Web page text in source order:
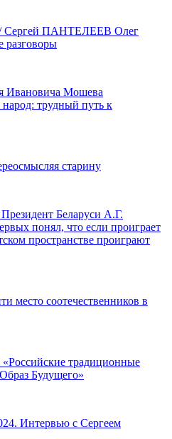
/ Сергей ПАНТЕЛЕЕВ Олег
Ивановича Мошева
трудный путь к
старину
Беларуси А.Г.
понял, что если проиграет
пространстве проиграют
место соотечественников в
традиционные
Будущего»
Интервью с Сергеем